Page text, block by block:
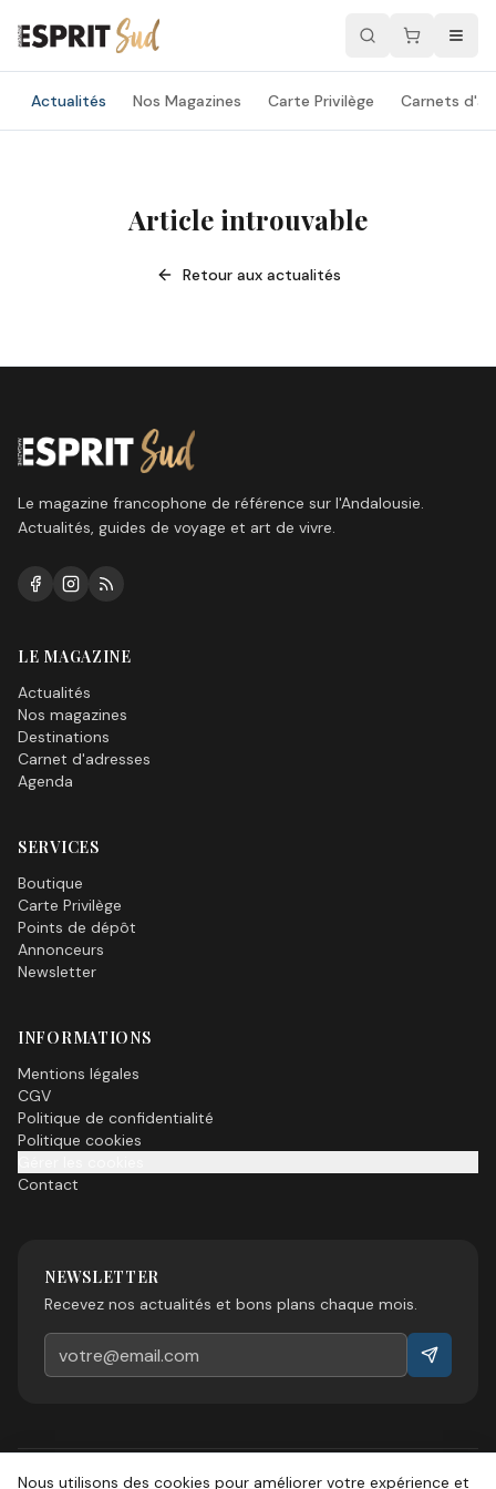
Actualités Nos Magazines Carte Privilège Carnets
Article introuvable
Retour aux actualités
Le magazine francophone de référence sur l'Andalousie.
Actualités, guides de voyage et art de vivre.
LE MAGAZINE
Actualités
Nos magazines
Destinations
Carnet d'adresses
Agenda
SERVICES
Boutique
Carte Privilège
Points de dépôt
Annonceurs
Newsletter
INFORMATIONS
Mentions légales
CGV
Politique de confidentialité
Politique cookies
Contact
NEWSLETTER
Recevez nos actualités et bons plans chaque mois.
Nous utilisons des cookies pour améliorer votre expérience et